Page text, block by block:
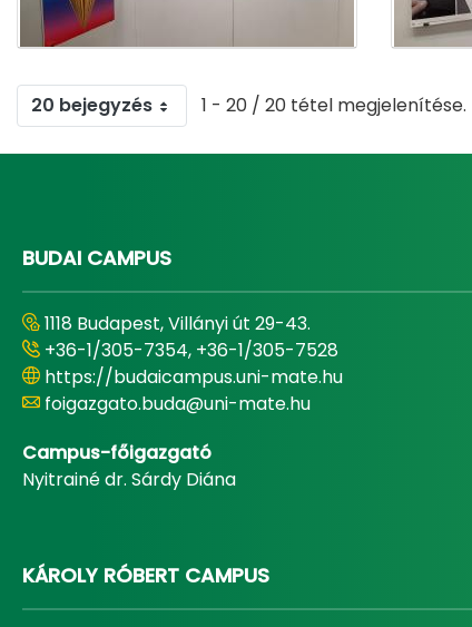
20 bejegyzés 1 - 20 / 20 tétel megjelenítése.
BUDAI CAMPUS
1118 Budapest, Villányi út 29-43.
+36-1/305-7354, +36-1/305-7528
https://budaicampus.uni-mate.hu
foigazgato.buda@uni-mate.hu
Campus-főigazgató
Nyitrainé dr. Sárdy Diána
KÁROLY RÓBERT CAMPUS